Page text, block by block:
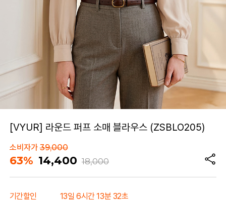
[VYUR] 라운드 퍼프 소매 블라우스 (ZSBLO205)
소비자가39,000
63% 14,400 18,000
기간할인
13일 6시간 13분 32초